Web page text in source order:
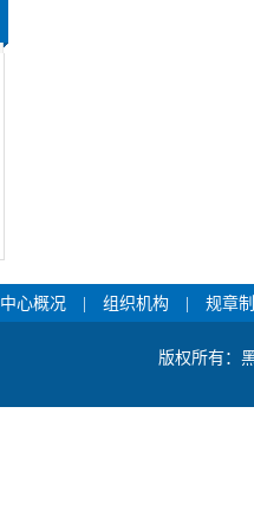
中心概况 组织机构 规章
版权所有：